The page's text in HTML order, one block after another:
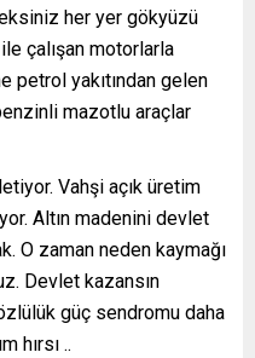
her yer gökyüzü
çalışan motorlarla
petrol yakıtından gelen
mazotlu araçlar
Vahşi açık üretim
Altın madenini devlet
O zaman neden kaymağı
Devlet kazansın
güç sendromu daha
hırsı ..